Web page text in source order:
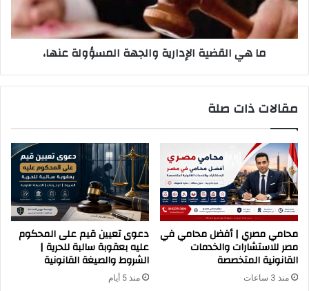
عنها،
ما هي القضية الإدارية والجهة المسؤولة عنها،
مقالات ذات صلة
محامي مصري | أفضل محامي في
مصر للاستشارات والخدمات
القانونية المتخصصة
منذ 3 ساعات
دعوى تعيين قيم على المحكوم
عليه بعقوبة سالبة للحرية |
الشروط والصيغة القانونية
منذ 5 أيام